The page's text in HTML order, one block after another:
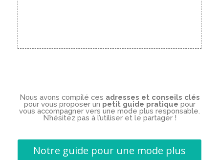
Nous avons compilé ces adresses et conseils clés
pour vous proposer un petit guide pratique pour
vous accompagner vers une mode plus responsable.
N’hésitez pas à l’utiliser et le partager !
Notre guide pour une mode plus